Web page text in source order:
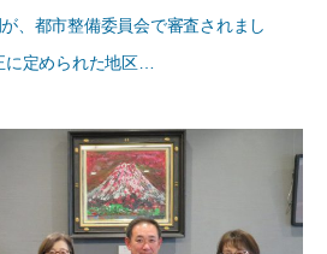
、都市整備委員会で審査されまし
定められた地区…